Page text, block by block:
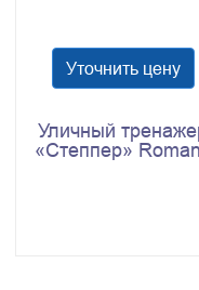
Уточнить цену
Уличный
«Степпер»